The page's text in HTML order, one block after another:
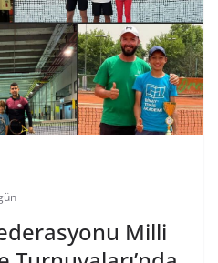
Milli